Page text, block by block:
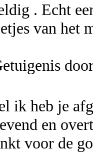
. Echt
van het
ik heb je
en
voor de